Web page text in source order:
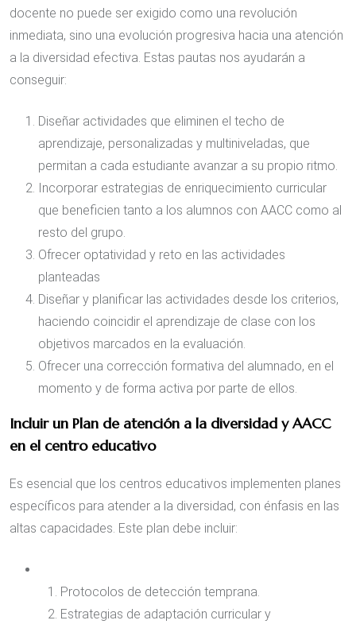
docente no puede ser exigido como una revolución
inmediata, sino una evolución progresiva hacia una atención
a la diversidad efectiva. Estas pautas nos ayudarán a
conseguir:
Diseñar actividades que eliminen el techo de
aprendizaje, personalizadas y multiniveladas, que
permitan a cada estudiante avanzar a su propio ritmo.
Incorporar estrategias de enriquecimiento curricular
que beneficien tanto a los alumnos con AACC como al
resto del grupo.
Ofrecer optatividad y reto en las actividades
planteadas
Diseñar y planificar las actividades desde los criterios,
haciendo coincidir el aprendizaje de clase con los
objetivos marcados en la evaluación.
Ofrecer una corrección formativa del alumnado, en el
momento y de forma activa por parte de ellos.
Incluir un Plan de atención a la diversidad y AACC
en el centro educativo
Es esencial que los centros educativos implementen planes
específicos para atender a la diversidad, con énfasis en las
altas capacidades. Este plan debe incluir:
Protocolos de detección temprana.
Estrategias de adaptación curricular y